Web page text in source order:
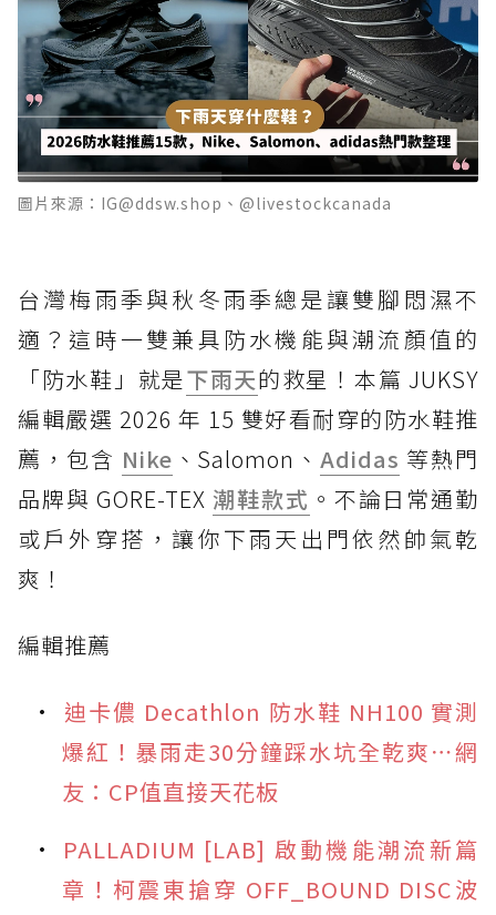
圖片來源：IG@ddsw.shop、@livestockcanada
台灣梅雨季與秋冬雨季總是讓雙腳悶濕不
適？這時一雙兼具防水機能與潮流顏值的
「防水鞋」就是下雨天的救星！本篇 JUKSY
編輯嚴選 2026 年 15 雙好看耐穿的防水鞋推
薦，包含 Nike 、Salomon、Adidas 等熱門
品牌與 GORE-TEX 潮鞋款式 。不論日常通勤
或戶外穿搭，讓你下雨天出門依然帥氣乾
爽！
編輯推薦
迪卡儂 Decathlon 防水鞋 NH100 實測
爆紅！暴雨走30分鐘踩水坑全乾爽⋯網
友：CP值直接天花板
PALLADIUM [LAB] 啟動機能潮流新篇
章！柯震東搶穿 OFF_BOUND DISC波